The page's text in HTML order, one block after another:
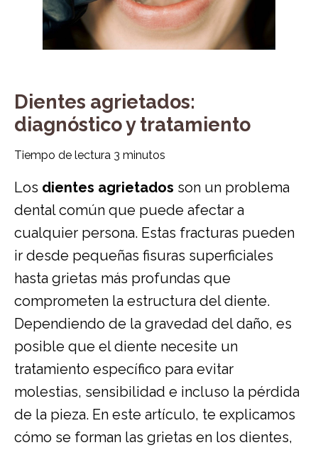
Dientes agrietados:
diagnóstico y tratamiento
Tiempo de lectura 3 minutos
Los dientes agrietados son un problema
dental común que puede afectar a
cualquier persona. Estas fracturas pueden
ir desde pequeñas fisuras superficiales
hasta grietas más profundas que
comprometen la estructura del diente.
Dependiendo de la gravedad del daño, es
posible que el diente necesite un
tratamiento específico para evitar
molestias, sensibilidad e incluso la pérdida
de la pieza. En este artículo, te explicamos
cómo se forman las grietas en los dientes,